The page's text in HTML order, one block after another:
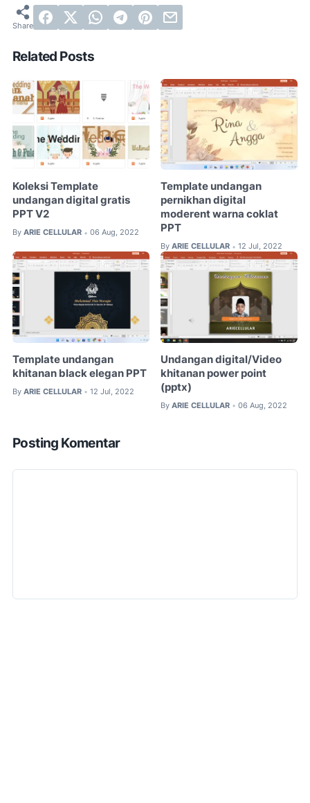
Related Posts
Koleksi Template
undangan digital gratis
PPT V2
By ARIE CELLULAR • 06 Aug, 2022
Template undangan
pernikhan digital
moderent warna coklat
PPT
By ARIE CELLULAR • 12 Jul, 2022
Template undangan
khitanan black elegan PPT
By ARIE CELLULAR • 12 Jul, 2022
Undangan digital/Video
khitanan power point
(pptx)
By ARIE CELLULAR • 06 Aug, 2022
Posting Komentar